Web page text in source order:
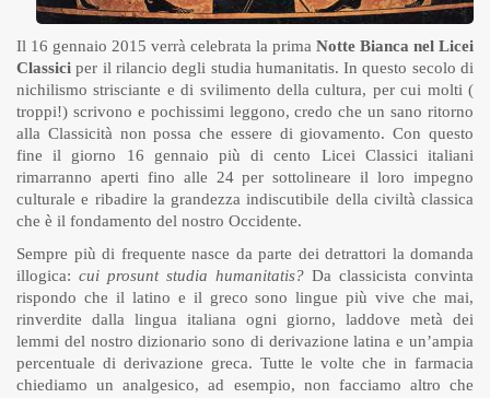
Il 16 gennaio 2015 verrà celebrata la prima Notte Bianca nel Licei
Classici per il rilancio degli studia humanitatis. In questo secolo di
nichilismo strisciante e di svilimento della cultura, per cui molti (
troppi!) scrivono e pochissimi leggono, credo che un sano ritorno
alla Classicità non possa che essere di giovamento. Con questo
fine il giorno 16 gennaio più di cento Licei Classici italiani
rimarranno aperti fino alle 24 per sottolineare il loro impegno
culturale e ribadire la grandezza indiscutibile della civiltà classica
che è il fondamento del nostro Occidente.
Sempre più di frequente nasce da parte dei detrattori la domanda
illogica: cui prosunt studia humanitatis? Da classicista convinta
rispondo che il latino e il greco sono lingue più vive che mai,
rinverdite dalla lingua italiana ogni giorno, laddove metà dei
lemmi del nostro dizionario sono di derivazione latina e un’ampia
percentuale di derivazione greca. Tutte le volte che in farmacia
chiediamo un analgesico, ad esempio, non facciamo altro che